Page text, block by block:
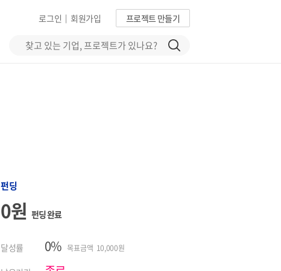
프로젝트 만들기
회원가입
|
로그인
펀딩
0원 펀딩 완료
달성률 0% 목표금액 10,000원